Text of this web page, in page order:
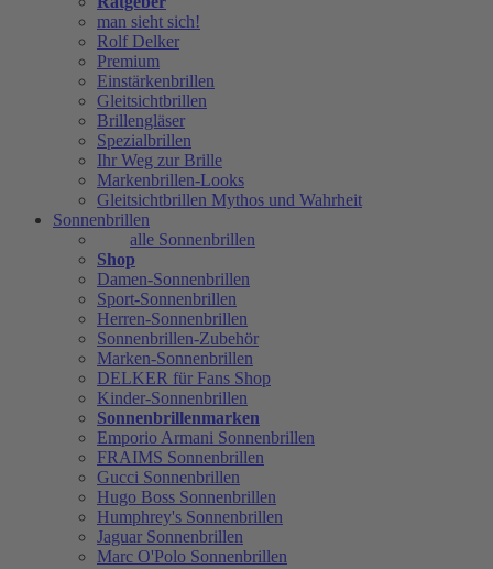
man sieht sich!
Rolf Delker
Premium
Einstärkenbrillen
Gleitsichtbrillen
Brillengläser
Spezialbrillen
Ihr Weg zur Brille
Markenbrillen-Looks
Gleitsichtbrillen Mythos und Wahrheit
Sonnenbrillen
alle Sonnenbrillen
Shop
Damen-Sonnenbrillen
Sport-Sonnenbrillen
Herren-Sonnenbrillen
Sonnenbrillen-Zubehör
Marken-Sonnenbrillen
DELKER für Fans Shop
Kinder-Sonnenbrillen
Sonnenbrillenmarken
Emporio Armani Sonnenbrillen
FRAIMS Sonnenbrillen
Gucci Sonnenbrillen
Hugo Boss Sonnenbrillen
Humphrey's Sonnenbrillen
Jaguar Sonnenbrillen
Marc O'Polo Sonnenbrillen